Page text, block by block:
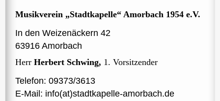
Musikverein „Stadtkapelle“ Amorbach 1954 e.V.
In den Weizenäckern 42
63916 Amorbach
Herr Herbert Schwing, 1. Vorsitzender
Telefon: 09373/3613
E-Mail: info(at)stadtkapelle-amorbach.de